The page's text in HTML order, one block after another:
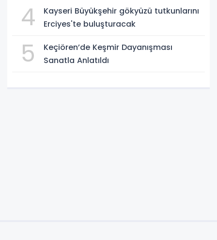
4
Kayseri Büyükşehir gökyüzü tutkunlarını
Erciyes'te buluşturacak
5
Keçiören’de Keşmir Dayanışması
Sanatla Anlatıldı